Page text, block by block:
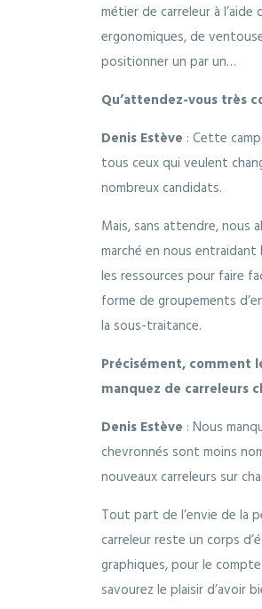
métier de carreleur à
ergonomiques, de
positionner un par un…
Qu’attendez-vous très
Denis Estève : Cette
tous ceux qui veulent
nombreux candidats.
Mais, sans attendre, nous
marché en nous
les ressources pour faire
forme de groupements
la sous-traitance.
Précisément, comment
manquez de carreleurs
Denis Estève : Nous
chevronnés sont moins
nouveaux carreleurs sur
Tout part de l’envie de la
carreleur reste un corps
graphiques, pour le
savourez le plaisir d’avoir